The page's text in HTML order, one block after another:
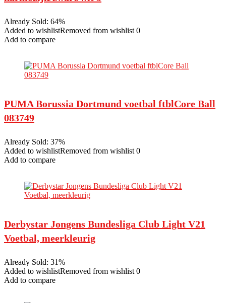
Already Sold: 64%
Added to wishlistRemoved from wishlist 0
Add to compare
PUMA Borussia Dortmund voetbal ftblCore Ball
083749
Already Sold: 37%
Added to wishlistRemoved from wishlist 0
Add to compare
Derbystar Jongens Bundesliga Club Light V21
Voetbal, meerkleurig
Already Sold: 31%
Added to wishlistRemoved from wishlist 0
Add to compare